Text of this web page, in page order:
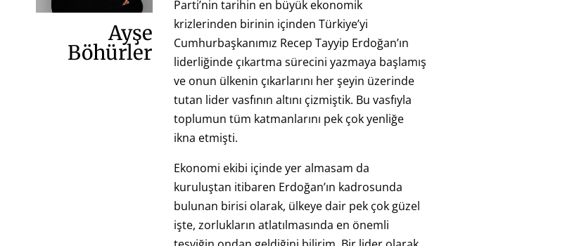
Ayşe
Böhürler
Parti’nin tarihin en büyük ekonomik
krizlerinden birinin içinden Türkiye’yi
Cumhurbaşkanımız Recep Tayyip Erdoğan’ın
liderliğinde çıkartma sürecini yazmaya başlamış
ve onun ülkenin çıkarlarını her şeyin üzerinde
tutan lider vasfının altını çizmiştik. Bu vasfıyla
toplumun tüm katmanlarını pek çok yenliğe
ikna etmişti.
Ekonomi ekibi içinde yer almasam da
kuruluştan itibaren Erdoğan’ın kadrosunda
bulunan birisi olarak, ülkeye dair pek çok güzel
işte, zorlukların atlatılmasında en önemli